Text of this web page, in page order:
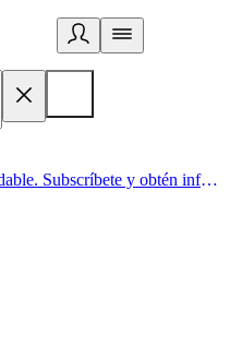
Acá comienza un estilo de vida saludable. Subscríbete y obtén información de primera mano